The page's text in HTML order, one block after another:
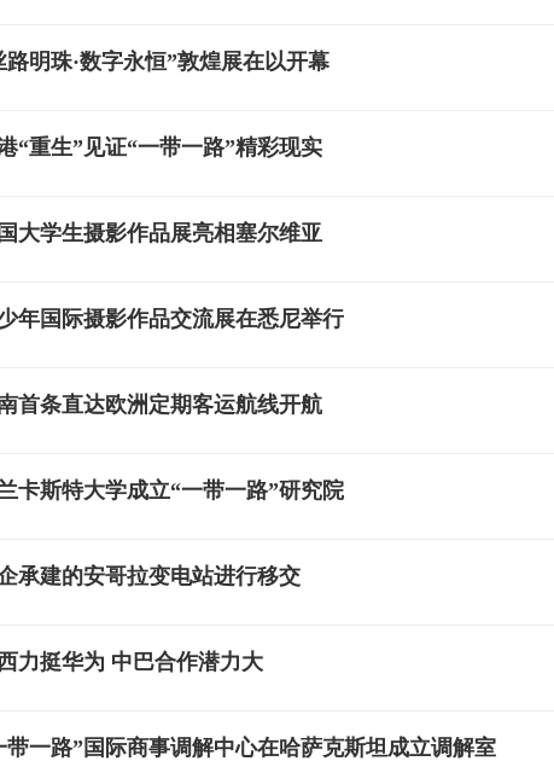
路明珠·数字永恒”敦煌展在以开幕
“重生”见证“一带一路”精彩现实
大学生摄影作品展亮相塞尔维亚
年国际摄影作品交流展在悉尼举行
首条直达欧洲定期客运航线开航
卡斯特大学成立“一带一路”研究院
承建的安哥拉变电站进行移交
力挺华为 中巴合作潜力大
带一路”国际商事调解中心在哈萨克斯坦成立调解室